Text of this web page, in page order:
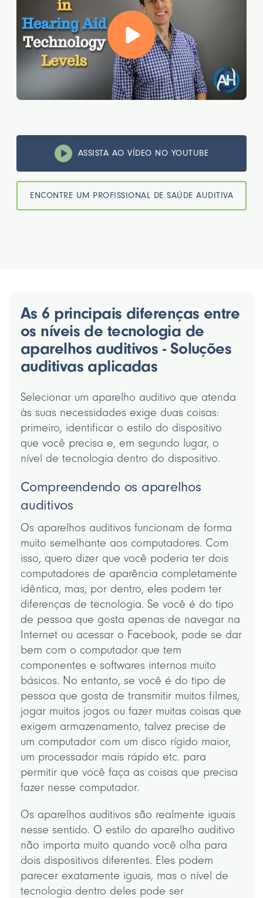
ASSISTA AO VÍDEO NO YOUTUBE
ENCONTRE UM PROFISSIONAL DE SAÚDE AUDITIVA
As 6 principais diferenças entre
os níveis de tecnologia de
aparelhos auditivos - Soluções
auditivas aplicadas
Selecionar um aparelho auditivo que atenda
às suas necessidades exige duas coisas:
primeiro, identificar o estilo do dispositivo
que você precisa e, em segundo lugar, o
nível de tecnologia dentro do dispositivo.
Compreendendo os aparelhos
auditivos
Os aparelhos auditivos funcionam de forma
muito semelhante aos computadores. Com
isso, quero dizer que você poderia ter dois
computadores de aparência completamente
idêntica, mas, por dentro, eles podem ter
diferenças de tecnologia. Se você é do tipo
de pessoa que gosta apenas de navegar na
Internet ou acessar o Facebook, pode se dar
bem com o computador que tem
componentes e softwares internos muito
básicos. No entanto, se você é do tipo de
pessoa que gosta de transmitir muitos filmes,
jogar muitos jogos ou fazer muitas coisas que
exigem armazenamento, talvez precise de
um computador com um disco rígido maior,
um processador mais rápido etc. para
permitir que você faça as coisas que precisa
fazer nesse computador.
Os aparelhos auditivos são realmente iguais
nesse sentido. O estilo do aparelho auditivo
não importa muito quando você olha para
dois dispositivos diferentes. Eles podem
parecer exatamente iguais, mas o nível de
tecnologia dentro deles pode ser